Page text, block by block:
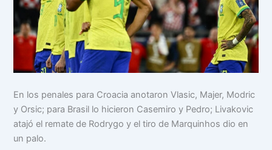
En los penales para Croacia anotaron Vlasic, Majer, Modric
y Orsic; para Brasil lo hicieron Casemiro y Pedro; Livakovic
atajó el remate de Rodrygo y el tiro de Marquinhos dio en
un palo.